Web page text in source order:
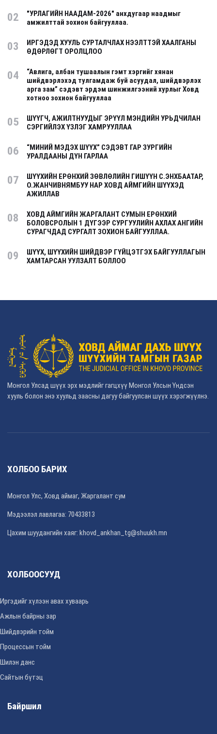
02
"УРЛАГИЙН НААДАМ-2026" анхдугаар наадмыг
амжилттай зохион байгууллаа.
03
ИРГЭДЭД ХУУЛЬ СУРТАЛЧЛАХ НЭЭЛТТЭЙ ХААЛГАНЫ
ӨДӨРЛӨГТ ОРОЛЦЛОО
04
“Авлига, албан тушаалын гэмт хэргийг хянан
шийдвэрлэхэд тулгамдаж буй асуудал, шийдвэрлэх
арга зам” сэдэвт эрдэм шинжилгээний хурлыг Ховд
хотноо зохион байгууллаа
05
ШҮҮГЧ, АЖИЛТНУУДЫГ ЭРҮҮЛ МЭНДИЙН УРЬДЧИЛАН
СЭРГИЙЛЭХ ҮЗЛЭГ ХАМРУУЛЛАА
06
“МИНИЙ МЭДЭХ ШҮҮХ” СЭДЭВТ ГАР ЗУРГИЙН
УРАЛДААНЫ ДҮН ГАРЛАА
07
ШҮҮХИЙН ЕРӨНХИЙ ЗӨВЛӨЛИЙН ГИШҮҮН С.ЭНХБААТАР,
О.ЖАНЧИВНЯМБУУ НАР ХОВД АЙМГИЙН ШҮҮХЭД
АЖИЛЛАВ
08
ХОВД АЙМГИЙН ЖАРГАЛАНТ СУМЫН ЕРӨНХИЙ
БОЛОВСРОЛЫН 1 ДҮГЭЭР СУРГУУЛИЙН АХЛАХ АНГИЙН
СУРАГЧДАД СУРГАЛТ ЗОХИОН БАЙГУУЛЛАА.
09
ШҮҮХ, ШҮҮХИЙН ШИЙДВЭР ГҮЙЦЭТГЭХ БАЙГУУЛЛАГЫН
ХАМТАРСАН УУЛЗАЛТ БОЛЛОО
Монгол Улсад шүүх эрх мэдлийг гагцхүү Монгол Улсын Үндсэн
хууль болон энэ хуульд заасны дагуу байгуулсан шүүх хэрэгжүүлнэ.
ХОЛБОО БАРИХ
Монгол Улс, Ховд аймаг, Жаргалант сум
Мэдээлэл лавлагаа: 70433813
Цахим шуудангийн хаяг: khovd_ankhan_tg@shuukh.mn
ХОЛБООСУУД
Иргэдийг хүлээн авах хуваарь
Ажлын байрны зар
Шийдвэрийн тойм
Процессын тойм
Шилэн данс
Сайтын бүтэц
Байршил